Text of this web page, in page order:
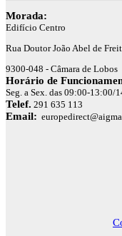
Morada:
Edifício Centro
Rua Doutor João Abel de
9300-048 - Câmara de Lobos
Horário de
Seg. a Sex. das 09:00-13:00/
Telef. 291 635 113
Email: